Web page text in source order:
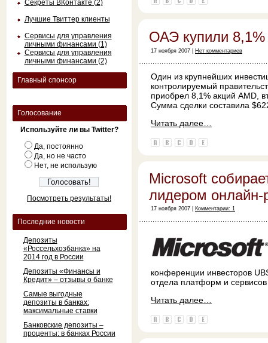
Секреты ВКонтакте (2)
Лучшие Твиттер клиенты
Сервисы для управления
личными финансами (1)
Сервисы для управления
личными финансами (2)
Главный спонсор
Голосование
Используйте ли вы Twitter?
Да, постоянно
Да, но не часто
Нет, не использую
Посмотреть результаты!
Последние новости
Депозиты
«Россельхозбанка» на
2014 год в России
Депозиты «Финансы и
Кредит» – отзывы о банке
Самые выгодные
депозиты в банках:
максимальные ставки
Банковские депозиты –
проценты: в банках России
ОАЭ купили 8,1%
17 ноября 2007 | Нет комментариев
Один из крупнейших
контролируемый
приобрел 8,1% акций AMD,
Сумма сделки составила
Читать далее…
Microsoft
лидером
17 ноября 2007 | Комментарии: 1
конференции инвесторов
отдела платформ и
Читать далее…